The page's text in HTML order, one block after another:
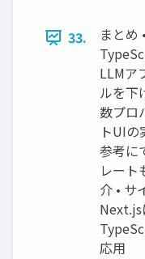
33.
まとめ
LLMア
ルを下
数プロ
トUI
参考に
レート
介 • サ
Next.js
応用